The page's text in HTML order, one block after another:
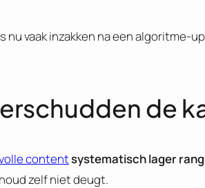
nu vaak inzakken na een algoritme-
de
contentsystematisch lager
zelf niet deugt.